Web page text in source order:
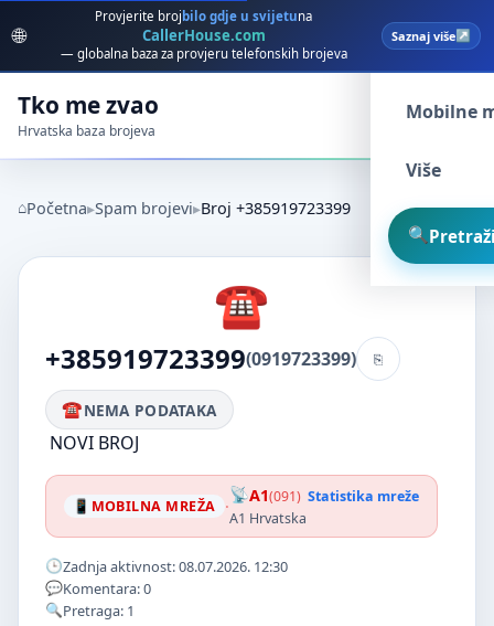
🌐
Provjerite broj bilo gdje u svijetuna
CallerHouse.com
— globalna baza za provjeru telefonskih brojeva
Saznaj više
Tko me zvao
Hrvatska baza brojeva
Spam
Mobilne
Više
Početna Spam brojevi Broj +385919723399
+385919723399(0919723399)
NEMA PODATAKA
NOVI BROJ
MOBILNA MREŽA · A1(091) Statistika mreže
A1 Hrvatska
Zadnja aktivnost: 08.07.2026. 12:30
Komentara: 0
Pretraga: 1